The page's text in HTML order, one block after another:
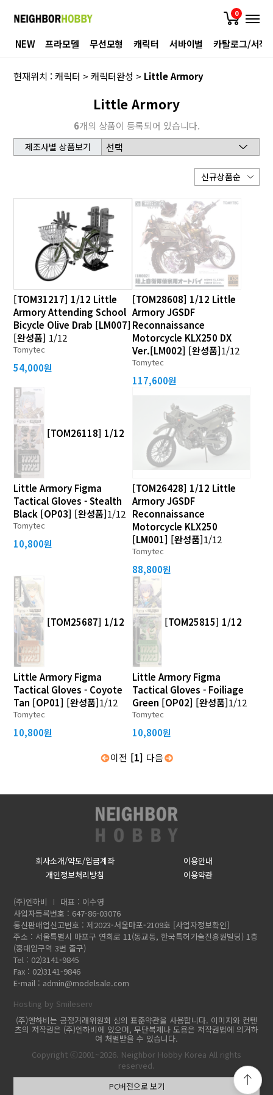
0
NEW 프라모델 무선모형 캐릭터 서바이벌 카탈로그/서적
현재위치 :캐릭터 >캐릭터완성 > Little Armory
Little Armory
6개의 상품이 등록되어 있습니다.
제조사별 상품보기
[TOM31217] 1/12 Little
Armory Attending School
Bicycle Olive Drab [LM007]
[완성품] 1/12
Tomytec
54,000원
[TOM28608] 1/12 Little
Armory JGSDF
Reconnaissance
Motorcycle KLX250 DX
Ver.[LM002] [완성품]1/12
Tomytec
117,600원
[TOM26118] 1/12
Little Armory Figma
Tactical Gloves - Stealth
Black [OP03] [완성품]1/12
Tomytec
10,800원
[TOM26428] 1/12 Little
Armory JGSDF
Reconnaissance
Motorcycle KLX250
[LM001] [완성품]1/12
Tomytec
88,800원
[TOM25687] 1/12
Little Armory Figma
Tactical Gloves - Coyote
Tan [OP01] [완성품]1/12
Tomytec
10,800원
[TOM25815] 1/12
Little Armory Figma
Tactical Gloves - Foiliage
Green [OP02] [완성품]1/12
Tomytec
10,800원
이전 [1] 다음
회사소개/약도/입금계좌
이용안내
개인정보처리방침
이용약관
(주)엔하비
대표 : 이수영
사업자등록번호 : 647-86-03076
통신판매업신고번호 : 제2023-서울마포-2109호 [사업자정보확인]
주소 : 서울특별시 마포구 연희로 11(동교동, 한국특허기술진흥원빌딩) 1층
(홍대입구역 3번 출구)
Tel : 02)3141-9845
Fax : 02)3141-9846
E-mail : admin@modelsale.com
Hosting by Smileserv
(주)엔하비는 공정거래위원회 심의 표준약관을 사용합니다. 이미지와 컨텐
츠의 저작권은 (주)엔하비에 있으며, 무단복제나 도용은 저작권법에 의거하
여 처벌받을 수 있습니다.
Copyright ⓒ2001~2026. Neighbor Hobby Korea All rights
reserved.
PC버전으로 보기